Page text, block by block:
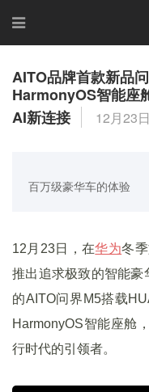
AITO品牌首款新品
HarmonyOS智能座
AI新连接
12月23
百万级豪华车的体验
12月23日，在华为冬
推出追求极致的智能
的AITO问界M5搭载
HarmonyOS智能座舱
行时代的引领者。